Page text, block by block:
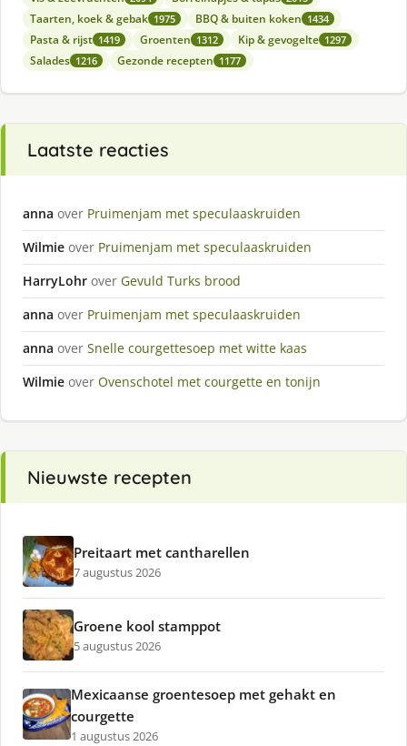
Taarten, koek & gebak 1975 BBQ & buiten koken 1434
Pasta & rijst 1419 Groenten 1312 Kip & gevogelte 1297
Salades 1216 Gezonde recepten 1177
Laatste reacties
anna over Pruimenjam met speculaaskruiden
Wilmie over Pruimenjam met speculaaskruiden
HarryLohr over Gevuld Turks brood
anna over Pruimenjam met speculaaskruiden
anna over Snelle courgettesoep met witte kaas
Wilmie over Ovenschotel met courgette en tonijn
Nieuwste recepten
Preitaart met cantharellen
7 augustus 2026
Groene kool stamppot
5 augustus 2026
Mexicaanse groentesoep met gehakt en
courgette
1 augustus 2026